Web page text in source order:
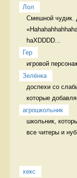
Лол
Смешной чудик.
haXDDDD...
Гер
игровой
Зелёнка
доспехи со
которые
агрошкольник
школьник,
все читеры и
хекс